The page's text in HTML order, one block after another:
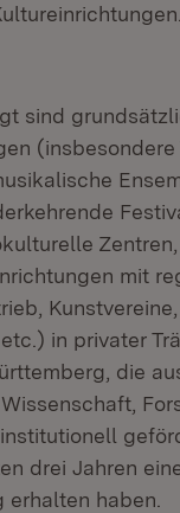
sind
(insbesondere
mit
Kunstvereine,
in privater
die
drei Jahren
haben.